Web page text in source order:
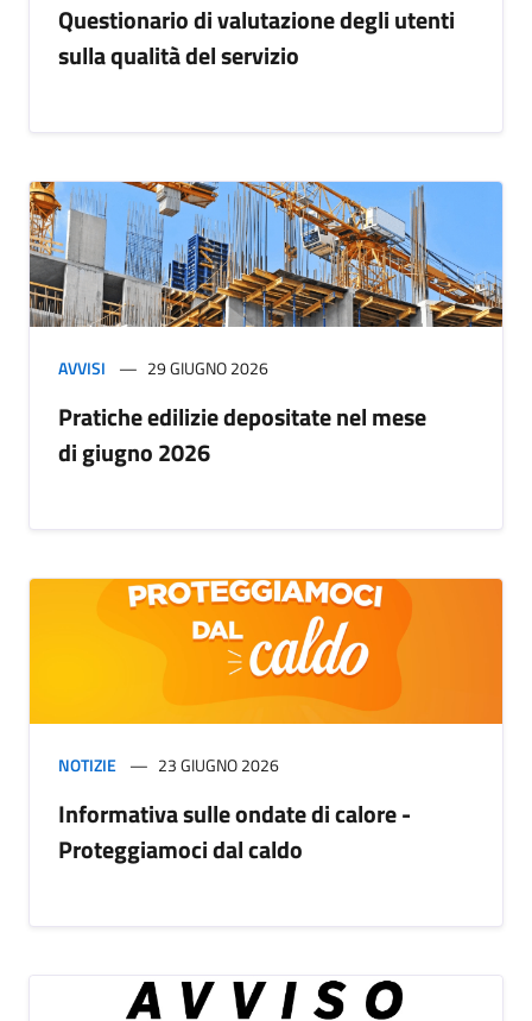
Questionario di valutazione degli utenti
sulla qualità del servizio
AVVISI 29 GIUGNO 2026
Pratiche edilizie depositate nel mese
di giugno 2026
NOTIZIE 23 GIUGNO 2026
Informativa sulle ondate di calore -
Proteggiamoci dal caldo